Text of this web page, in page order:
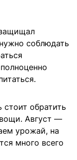
соблюдать
стоит обратить
Август —
урожай, на
много всего